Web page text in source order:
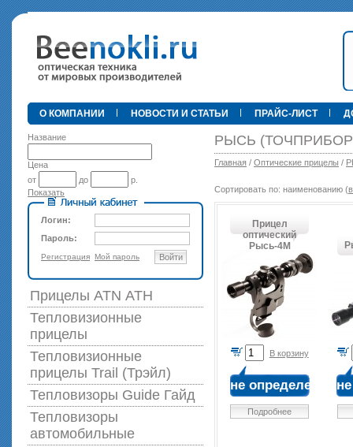
•
89 000
О КОМПАНИИ НОВОСТИ И СТАТЬИ ПРАЙС-ЛИСТ
Название
Цена
от
до
р.
Показать
Логин:
Пароль:
Регистрация Мой пароль Войти
Прицелы ATN АТН
Тепловизионные
прицелы
Тепловизионные
прицелы Trail (Трэйл)
Тепловизоры Guide Гайд
Тепловизоры
автомобильные
РЫСЬ
Главная / Оптические прицелы /
Сортировать по: наименованию (
Прицел
оптический
Рысь-4М
В корзину
не определена
Подробнее